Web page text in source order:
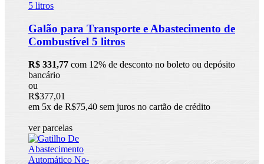
Galão para Transporte e Abastecimento de
Combustível 5 litros
R$ 331,77 com 12% de desconto no boleto ou depósito
bancário
ou
R$377,01
em 5x de R$75,40 sem juros no cartão de crédito
ver parcelas